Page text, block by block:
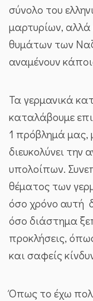
σύνολο του
μαρτυρίων,
θυμάτων των
αναμένουν
Τα γερμανικά
καταλάβουμε
1 πρόβλημά μας,
διευκολύνει
υπολοίπων.
θέματος των
όσο χρόνο αυτή
όσο διάστημα
προκλήσεις,
και σαφείς
Όπως το έχω